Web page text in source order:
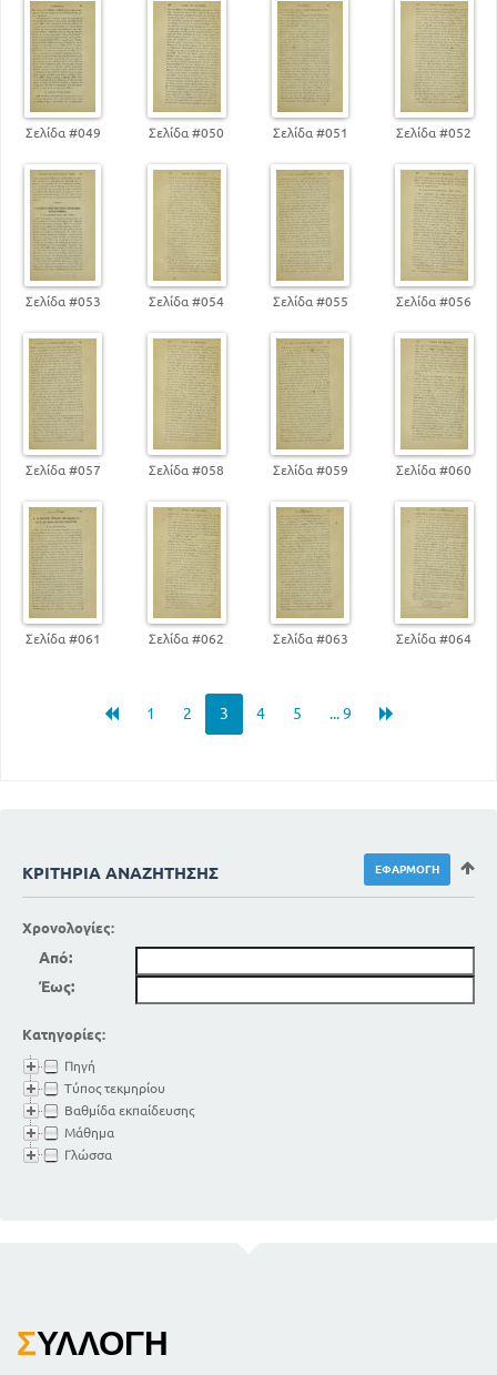
Σελίδα #049 Σελίδα #050 Σελίδα #051 Σελίδα #052
Σελίδα #053 Σελίδα #054 Σελίδα #055 Σελίδα #056
Σελίδα #057 Σελίδα #058 Σελίδα #059 Σελίδα #060
Σελίδα #061 Σελίδα #062 Σελίδα #063 Σελίδα #064
1 2 3 4 5 ... 9
ΚΡΙΤΉΡΙΑ ΑΝΑΖΉΤΗΣΗΣ
Χρονολογίες:
Από:
Έως:
Κατηγορίες:
Πηγή
Τύπος τεκμηρίου
Βαθμίδα εκπαίδευσης
Μάθημα
Γλώσσα
ΣΥΛΛΟΓΉ